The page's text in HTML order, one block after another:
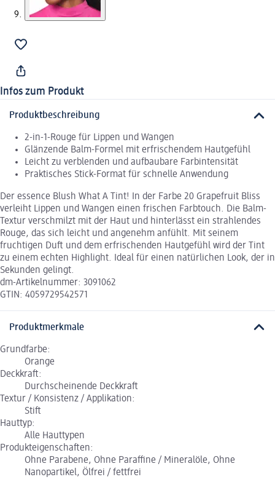
Infos zum Produkt
Produktbeschreibung
2-in-1-Rouge für Lippen und Wangen
Glänzende Balm-Formel mit erfrischendem Hautgefühl
Leicht zu verblenden und aufbaubare Farbintensität
Praktisches Stick-Format für schnelle Anwendung
Der essence Blush What A Tint! In der Farbe 20 Grapefruit Bliss
verleiht Lippen und Wangen einen frischen Farbtouch. Die Balm-
Textur verschmilzt mit der Haut und hinterlässt ein strahlendes
Rouge, das sich leicht und angenehm anfühlt. Mit seinem
fruchtigen Duft und dem erfrischenden Hautgefühl wird der Tint
zu einem echten Highlight. Ideal für einen natürlichen Look, der in
Sekunden gelingt.
dm-Artikelnummer: 3091062
GTIN: 4059729542571
Produktmerkmale
Grundfarbe:
Orange
Deckkraft:
Durchscheinende Deckkraft
Textur / Konsistenz / Applikation:
Stift
Hauttyp:
Alle Hauttypen
Produkteigenschaften:
Ohne Parabene, Ohne Paraffine / Mineralöle, Ohne
Nanopartikel, Ölfrei / fettfrei